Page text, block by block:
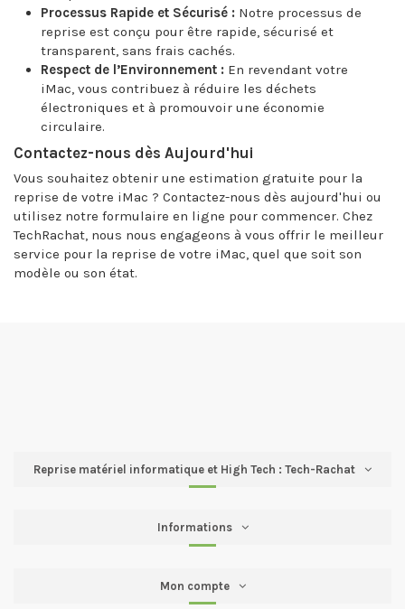
Processus Rapide et Sécurisé : Notre processus de
reprise est conçu pour être rapide, sécurisé et
transparent, sans frais cachés.
Respect de l’Environnement : En revendant votre
iMac, vous contribuez à réduire les déchets
électroniques et à promouvoir une économie
circulaire.
Contactez-nous dès Aujourd'hui
Vous souhaitez obtenir une estimation gratuite pour la
reprise de votre iMac ? Contactez-nous dès aujourd'hui ou
utilisez notre formulaire en ligne pour commencer. Chez
TechRachat, nous nous engageons à vous offrir le meilleur
service pour la reprise de votre iMac, quel que soit son
modèle ou son état.
Reprise matériel informatique et High Tech : Tech-Rachat
Informations
Mon compte